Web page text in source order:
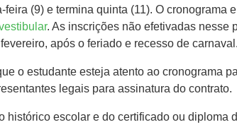
(9) e termina quinta (11). O cronograma
. As inscrições não efetivadas nesse
após o feriado e recesso de carnaval.
o estudante esteja atento ao cronograma
legais para assinatura do contrato.
histórico escolar e do certificado ou diploma